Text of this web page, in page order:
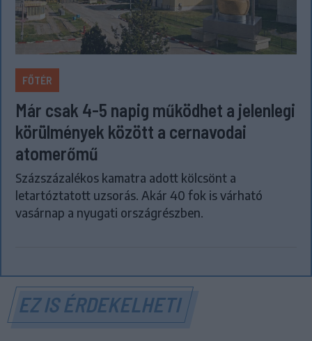
FŐTÉR
Már csak 4-5 napig működhet a jelenlegi
körülmények között a cernavodai
atomerőmű
Százszázalékos kamatra adott kölcsönt a
letartóztatott uzsorás. Akár 40 fok is várható
vasárnap a nyugati országrészben.
EZ IS ÉRDEKELHETI